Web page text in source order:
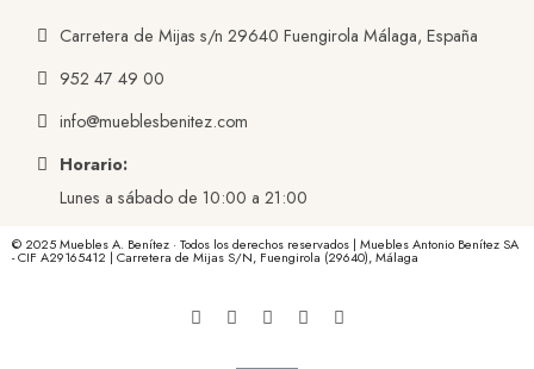
Carretera de Mijas s/n 29640 Fuengirola Málaga, España
952 47 49 00
info@mueblesbenitez.com
Horario:
Lunes a sábado de 10:00 a 21:00
© 2025 Muebles A. Benítez · Todos los derechos reservados | Muebles Antonio Benítez SA
- CIF A29165412 | Carretera de Mijas S/N, Fuengirola (29640), Málaga